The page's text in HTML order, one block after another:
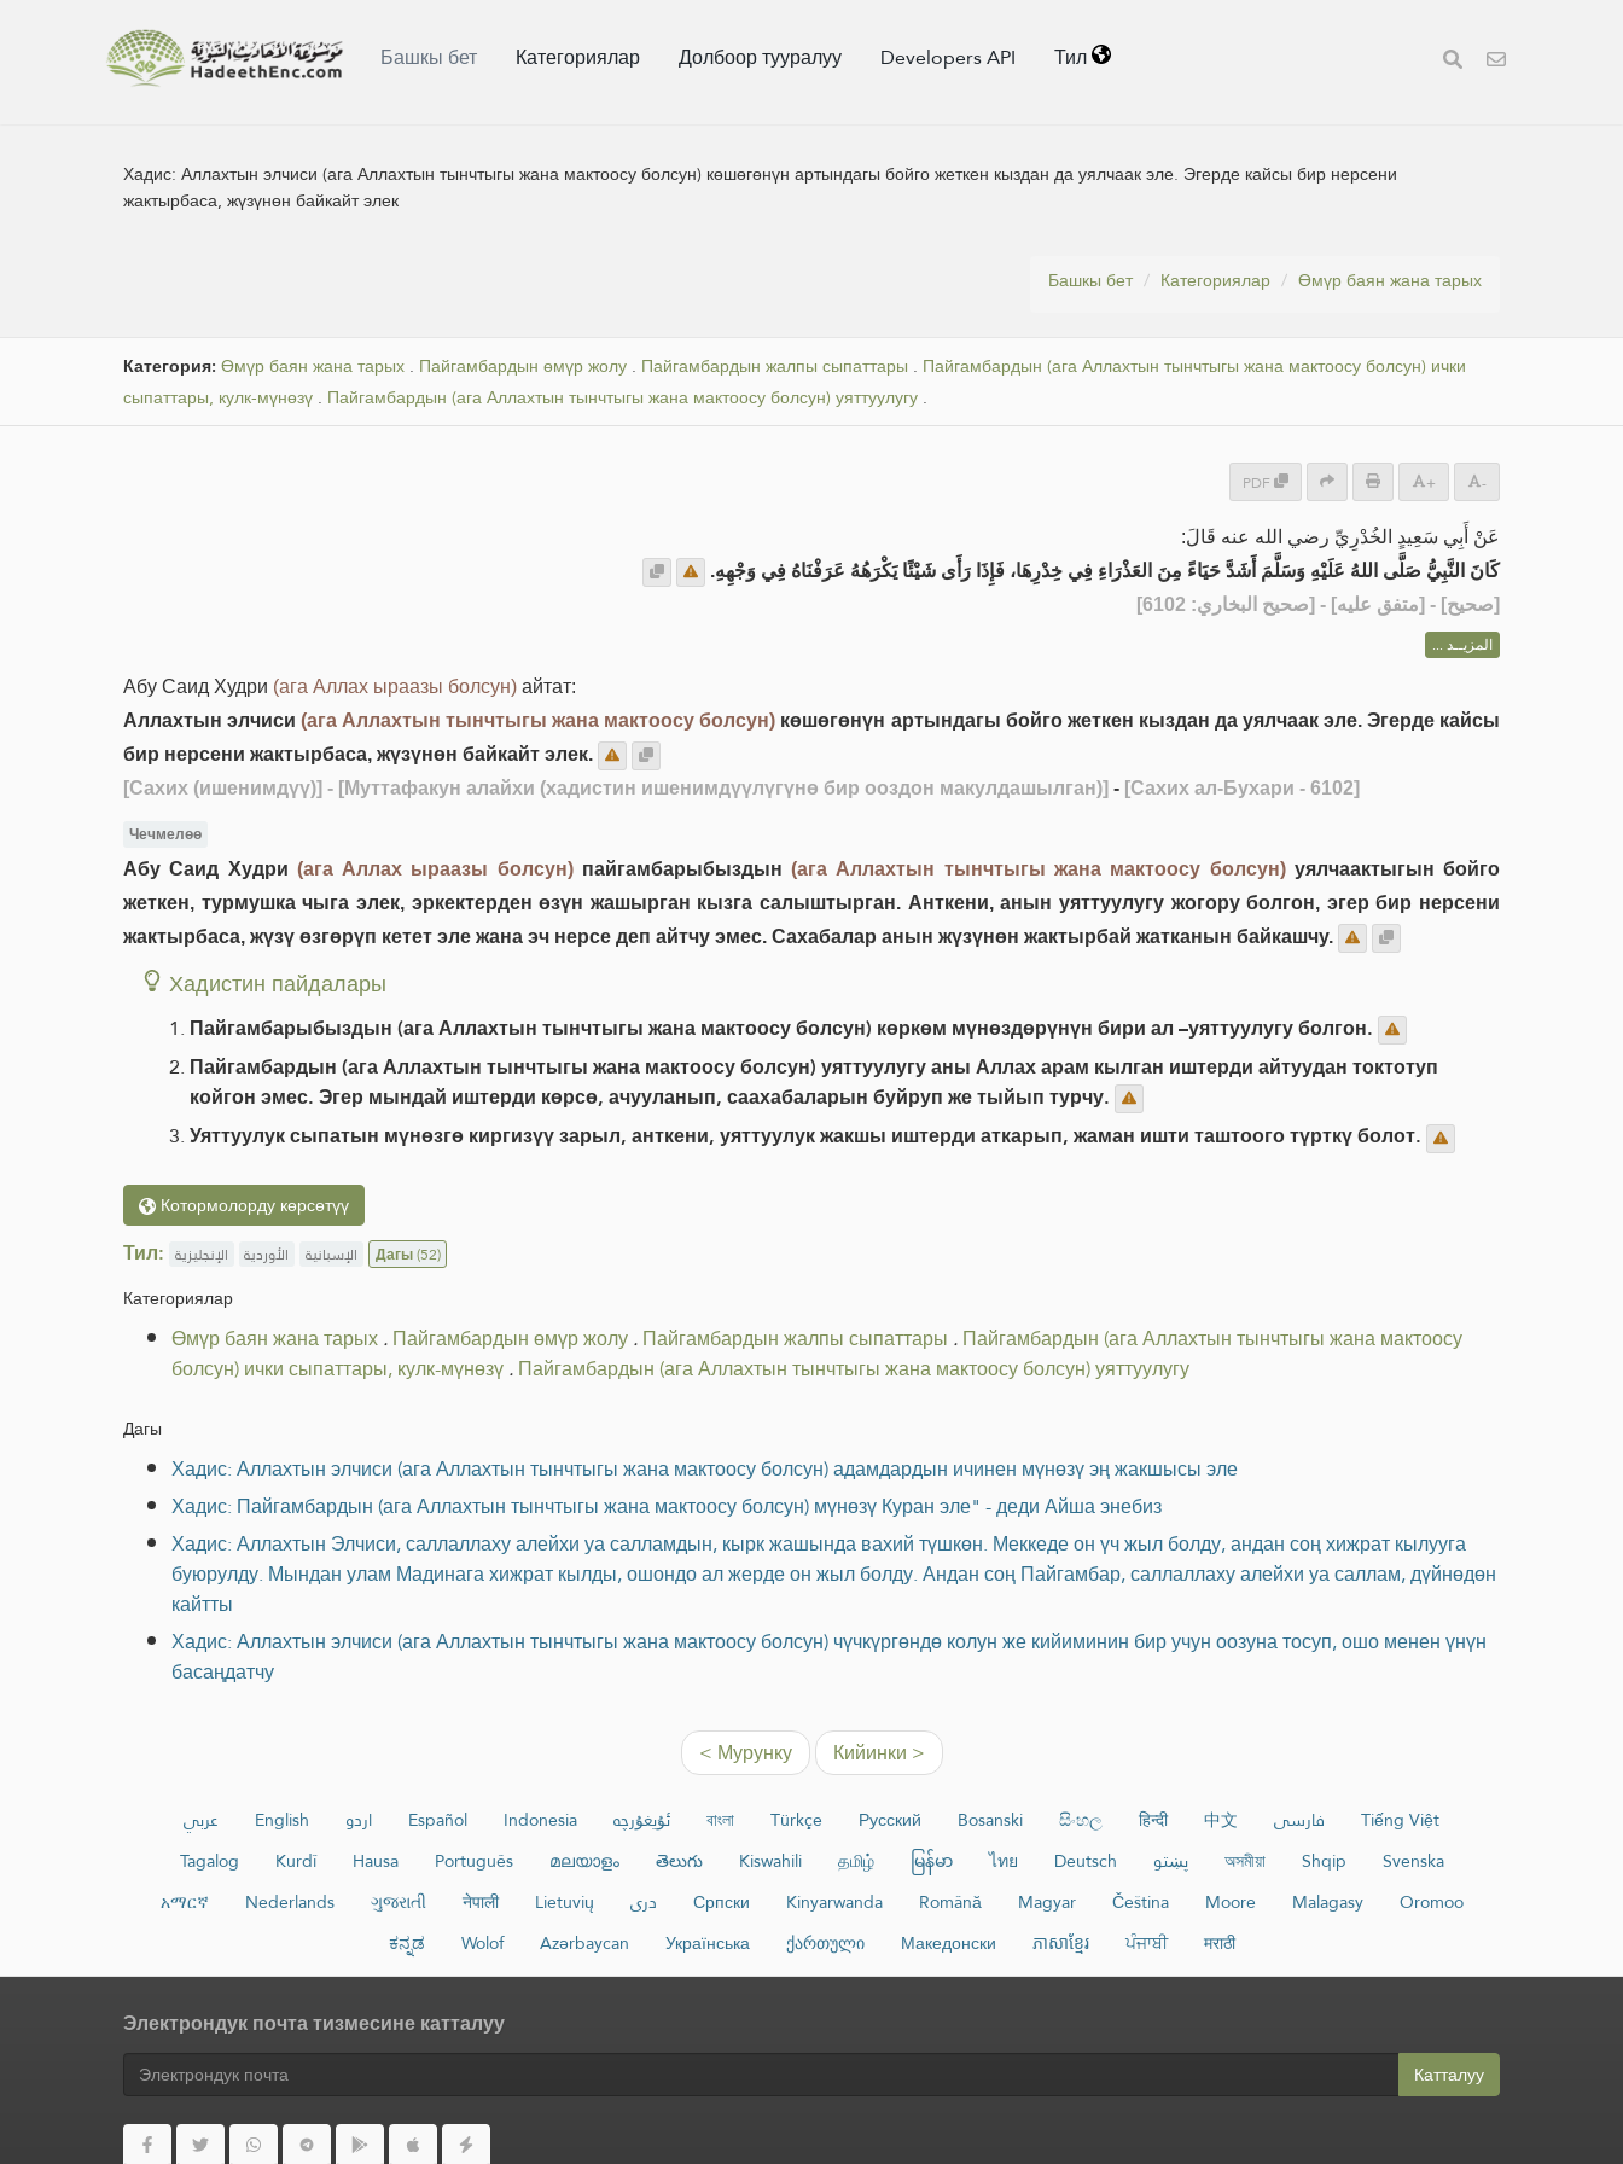
Башкы бет Категориялар Долбоор тууралуу Developers API Тил
Хадис:Аллахтын элчиси (ага Аллахтын тынчтыгы жана мактоосу болсун) көшөгөнүн артындагы бойго жеткен кыздан да уялчаак эле. Эгерде кайсы бир нерсени
жактырбаса, жүзүнөн байкайт элек
Башкы бет Категориялар Өмүр баян жана тарых
Категория: Өмүр баян жана тарых . Пайгамбардын өмүр жолу . Пайгамбардын жалпы сыпаттары . Пайгамбардын (ага Аллахтын тынчтыгы жана мактоосу болсун) ички
сыпаттары, кулк-мүнөзү . Пайгамбардын (ага Аллахтын тынчтыгы жана мактоосу болсун) уяттуулугу .
PDF + -
عَنْ أَبِي سَعِيدٍ الخُدْرِيِّ رضي الله عنه قَالَ:
كَانَ النَّبِيُّ صَلَّى اللهُ عَلَيْهِ وَسَلَّمَ أَشَدَّ حَيَاءً مِنَ العَذْرَاءِ فِي خِدْرِهَا، فَإِذَا رَأَى شَيْئًا يَكْرَهُهُ عَرَفْنَاهُ فِي وَجْهِهِ.
[صحيح] - [متفق عليه] - [صحيح البخاري: 6102]
المزيــد ...
Абу Саид Худри (ага Аллах ыраазы болсун) айтат:
Аллахтын элчиси(ага Аллахтын тынчтыгы жана мактоосу болсун) көшөгөнүн артындагы бойго жеткен кыздан да уялчаак эле. Эгерде кайсы
бир нерсени жактырбаса, жүзүнөн байкайт элек.
[Сахих (ишенимдүү)] - [Муттафакун алайхи (хадистин ишенимдүүлүгүнө бир ооздон макулдашылган)] - [Сахих ал-Бухари - 6102]
Чечмелөө
Абу Саид Худри (ага Аллах ыраазы болсун)пайгамбарыбыздын(ага Аллахтын тынчтыгы жана мактоосу болсун)уялчаактыгын бойго
жеткен, турмушка чыга элек, эркектерден өзүн жашырган кызга салыштырган. Анткени, анын уяттуулугу жогору болгон, эгер бир нерсени
жактырбаса, жүзү өзгөрүп кетет эле жана эч нерсе деп айтчу эмес. Сахабалар анын жүзүнөн жактырбай жатканын байкашчу.
Хадистин пайдалары
Пайгамбарыбыздын (ага Аллахтын тынчтыгы жана мактоосу болсун) көркөм мүнөздөрүнүн бири ал –уяттуулугу болгон.
Пайгамбардын (ага Аллахтын тынчтыгы жана мактоосу болсун) уяттуулугу аны Аллах арам кылган иштерди айтуудан токтотуп
койгон эмес. Эгер мындай иштерди көрсө, ачууланып, саахабаларын буйруп же тыйып турчу.
Уяттуулук сыпатын мүнөзгө киргизүү зарыл, анткени, уяттуулук жакшы иштерди аткарып, жаман ишти таштоого түрткү болот.
Котормолорду көрсөтүү
Тил: الإنجليزية الأوردية الإسبانية Дагы(52)
Категориялар
Өмүр баян жана тарых.Пайгамбардын өмүр жолу.Пайгамбардын жалпы сыпаттары .Пайгамбардын (ага Аллахтын тынчтыгы жана мактоосу
болсун) ички сыпаттары, кулк-мүнөзү.Пайгамбардын (ага Аллахтын тынчтыгы жана мактоосу болсун) уяттуулугу
Дагы
Хадис: Аллахтын элчиси (ага Аллахтын тынчтыгы жана мактоосу болсун) адамдардын ичинен мүнөзү эң жакшысы эле
Хадис: Пайгамбардын (ага Аллахтын тынчтыгы жана мактоосу болсун) мүнөзү Куран эле" - деди Айша энебиз
Хадис: Аллахтын Элчиси, саллаллаху алейхи уа салламдын, кырк жашында вахий түшкөн. Меккеде он үч жыл болду, андан соң хижрат кылууга
буюрулду. Мындан улам Мадинага хижрат кылды, ошондо ал жерде он жыл болду. Андан соң Пайгамбар, саллаллаху алейхи уа саллам, дүйнөдөн
кайтты
Хадис: Аллахтын элчиси (ага Аллахтын тынчтыгы жана мактоосу болсун) чүчкүргөндө колун же кийиминин бир учун оозуна тосуп, ошо менен үнүн
басаңдатчу
< Мурунку Кийинки >
عربي English اردو Español Indonesia ئۇيغۇرچە বাংলা Türkçe Русский Bosanski සිංහල हिन्दी 中文 فارسی
Tiếng Việt
Tagalog
Kurdî Hausa Português മലയാളം తెలుగు Kiswahili தமிழ் မြန်မာ ไทย Deutsch پښتو অসমীয়া Shqip
Svenska
አማርኛ
Nederlands ગુજરાતી नेपाली Lietuvių دری Српски Kinyarwanda Română Magyar Čeština Moore Malagasy
Oromoo
ಕನ್ನಡ
Wolof Azərbaycan Українська ქართული Македонски ភាសាខ្មែរ ਪੰਜਾਬੀ मराठी
Электрондук почта тизмесине катталуу
Катталуу